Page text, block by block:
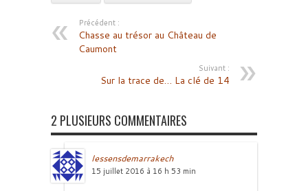
Précédent :
Chasse au trésor au Château de
Caumont
Suivant :
Sur la trace de… La clé de 14
2 PLUSIEURS COMMENTAIRES
lessensdemarrakech
15 juillet 2016 à 16 h 53 min